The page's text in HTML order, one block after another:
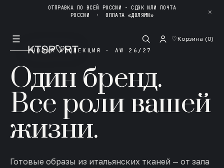
ОТПРАВКА ПО ВСЕЙ РОССИИ - СДЭК ИЛИ ПОЧТА
РОССИИ ·ОПЛАТА «ДОЛЯМИ» ✕
☰ ♡Корзина (0)
НОВАЯ КОЛЛЕКЦИЯ · AW 26/27
Один бренд.
Все роли вашей
жизни.
Готовые образы из итальянских тканей — от зала